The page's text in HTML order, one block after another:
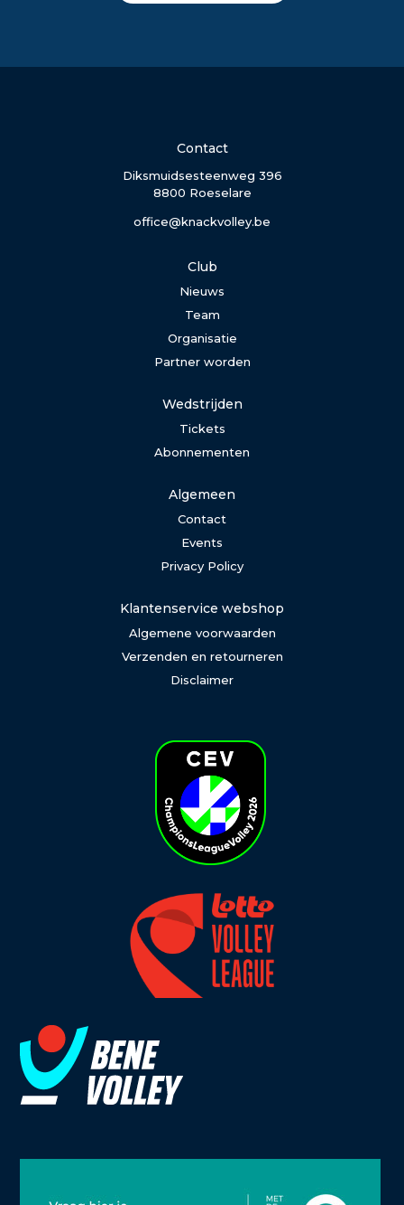
Contact
Diksmuidsesteenweg 396
8800 Roeselare
office@knackvolley.be
Club
Nieuws
Team
Organisatie
Partner worden
Wedstrijden
Tickets
Abonnementen
Algemeen
Contact
Events
Privacy Policy
Klantenservice webshop
Algemene voorwaarden
Verzenden en retourneren
Disclaimer